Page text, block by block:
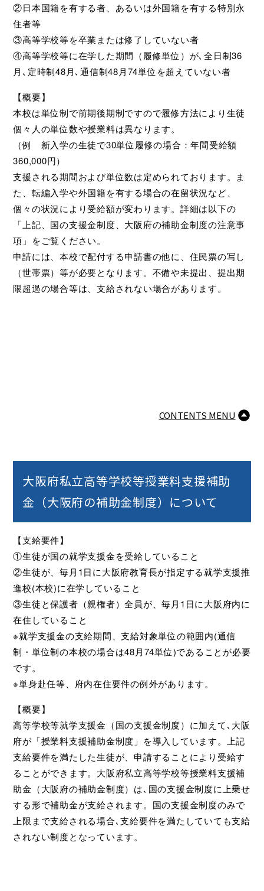
②日本国籍を有する者、あるいは外国籍を有する特別永
住者等
③高等学校等を卒業または修了していない者
④高等学校等に在学した期間（履修単位）が､全日制36
月､定時制48月､通信制48月74単位を超えていない者
【概要】
本校は単位制で前期後期制ですので履修方法により生徒
個々人の単位数や授業料は異なります。
（例 新入学の生徒で30単位履修の場合：年間受給額
360,000円）
支援される期間および単位数は定められております。ま
た、転編入学や外国籍を有する場合の在留状況など、
個々の状況により受給額が変わります。詳細は以下の
「上記、国の支援金制度、大阪府の補助金制度の注意事
項」をご覧ください。
申請には、本校で配付する申請書の他に、住民票の写し
（世帯票）等が必要となります。不備や未提出、提出期
限超過の場合等は、支給されない場合があります。
CONTENTS MENU
大阪府私立高等学校等授業料支援補助
金（大阪府の補助金制度）について
【支給要件】
①生徒が国の就学支援金を受給していること
②生徒が、毎月1日に大阪府教育長が指定する就学支援推
進校(本校)に在学していること
③生徒と保護者（親権者）全員が、毎月1日に大阪府内に
在住していること
※就学支援金の支給期間、支給対象単位の範囲内(通信
制・単位制の本校の場合は48月74単位)であることが必要
です。
※単身赴任等、府内在住要件の例外があります。
【概要】
高等学校等就学支援金（国の支援金制度）に加えて､大阪
府が「授業料支援補助金制度」を導入しています。上記
支給要件を満たした生徒が、申請することにより受給す
ることができます。大阪府私立高等学校等授業料支援補
助金（大阪府の補助金制度）は､国の支援金制度に上乗せ
する形で補助金が支給されます。国の支援金制度のみで
上限まで支給される場合､支給要件を満たしていても支給
されない制度となっています。